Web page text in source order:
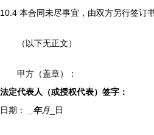
10.4 本合同未尽事宜，由双方另行签订
（以下无正文）
甲方（盖章）：
法定代表人（或授权代表）签字：
日期：
_年月 _日